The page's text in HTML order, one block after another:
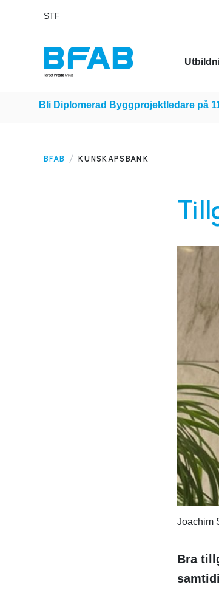
STF
Bli Diplomerad Byggprojektledare på
BFAB KUNSKAPSBANK
Joachim
Bra